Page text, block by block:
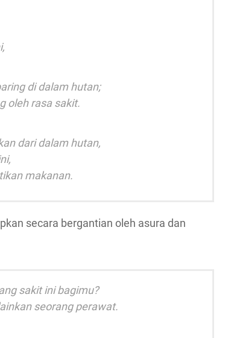
di dalam hutan;
oleh rasa sakit.
dari dalam hutan,
makanan.
secara bergantian oleh asura dan
sakit ini bagimu?
seorang perawat.